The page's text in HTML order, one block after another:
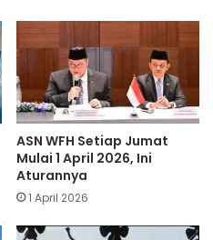
ASN WFH Setiap Jumat
Mulai 1 April 2026, Ini
Aturannya
1 April 2026